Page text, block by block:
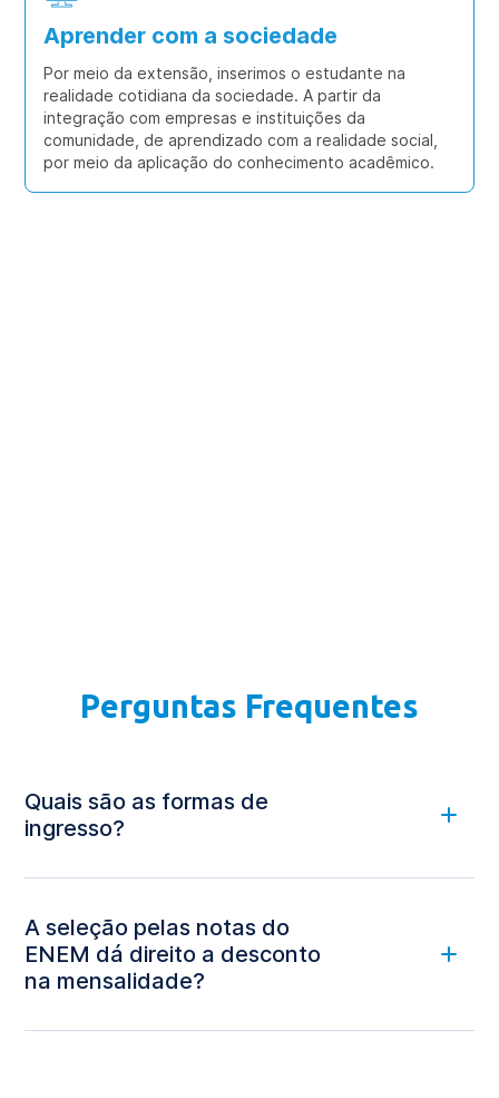
Aprender com a sociedade
Por meio da extensão, inserimos o estudante na
realidade cotidiana da sociedade. A partir da
integração com empresas e instituições da
comunidade, de aprendizado com a realidade social,
por meio da aplicação do conhecimento acadêmico.
Perguntas Frequentes
Quais são as formas de
ingresso?
A seleção pelas notas do
ENEM dá direito a desconto
na mensalidade?